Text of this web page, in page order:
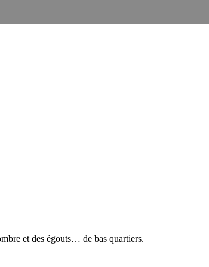
et des égouts… de bas quartiers.